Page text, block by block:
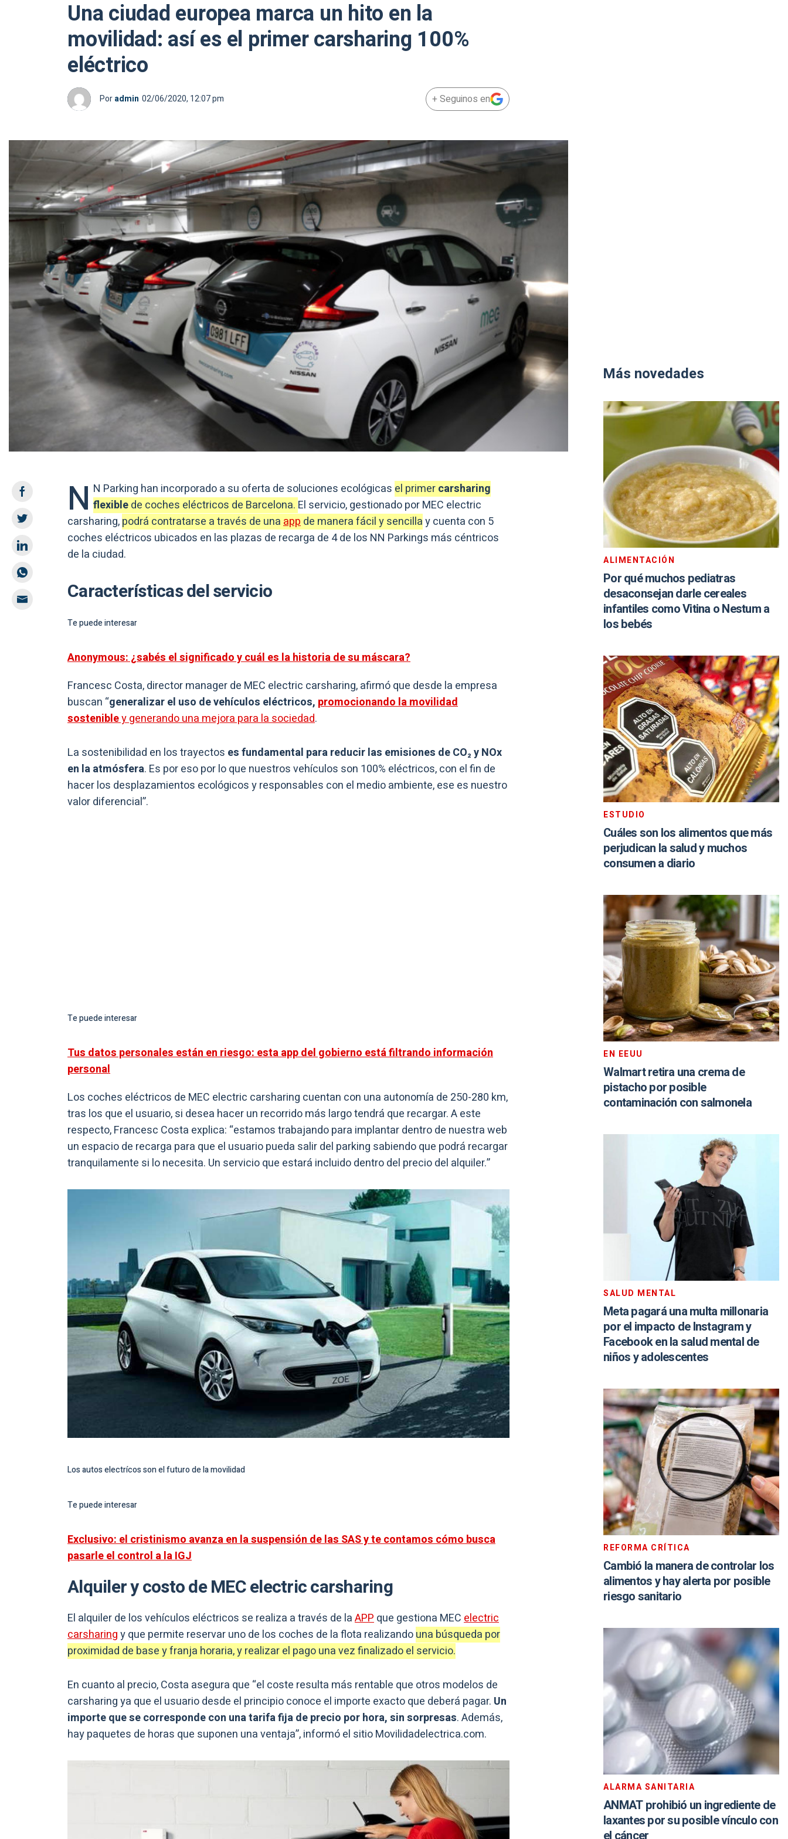
Una ciudad europea marca un hito en la
movilidad: así es el primer carsharing 100%
eléctrico
Poradmin 02/06/2020, 12:07 pm + Seguinos en
N N Parking han incorporado a su oferta de soluciones ecológicas el primercarsharing
flexiblede coches eléctricos de Barcelona. El servicio, gestionado por MEC electric
carsharing,podrá contratarse a través de unaappde manera fácil y sencillay cuenta con 5
coches eléctricos ubicados en las plazas de recarga de 4 de los NN Parkings más céntricos
de la ciudad.
Características del servicio
Te puede interesar
Anonymous: ¿sabés el significado y cuál es la historia de su máscara?
Francesc Costa, director manager de MEC electric carsharing, afirmó que desde la empresa
buscan “generalizar el uso de vehículos eléctricos, promocionando la movilidad
sostenibley generando una mejora para la sociedad.
La sostenibilidad en los trayectos es fundamental para reducir las emisiones de CO₂ y NOx
en la atmósfera. Es por eso por lo que nuestros vehículos son 100% eléctricos, con el fin de
hacer los desplazamientos ecológicos y responsables con el medio ambiente, ese es nuestro
valor diferencial”.
Te puede interesar
Tus datos personales están en riesgo: esta app del gobierno está filtrando información
personal
Los coches eléctricos de MEC electric carsharing cuentan con una autonomía de 250-280 km,
tras los que el usuario, si desea hacer un recorrido más largo tendrá que recargar. A este
respecto, Francesc Costa explica: “estamos trabajando para implantar dentro de nuestra web
un espacio de recarga para que el usuario pueda salir del parking sabiendo que podrá recargar
tranquilamente si lo necesita. Un servicio que estará incluido dentro del precio del alquiler.”
Los autos electrícos son el futuro de la movilidad
Te puede interesar
Exclusivo: el cristinismo avanza en la suspensión de las SAS y te contamos cómo busca
pasarle el control a la IGJ
Alquiler y costo de MEC electric carsharing
El alquiler de los vehículos eléctricos se realiza a través de laAPPque gestiona MECelectric
carsharingy que permite reservar uno de los coches de la flota realizandouna búsqueda por
proximidad de base y franja horaria, y realizar el pago una vez finalizado el servicio.
En cuanto al precio, Costa asegura que “el coste resulta más rentable que otros modelos de
carsharing ya que el usuario desde el principio conoce el importe exacto que deberá pagar. Un
importe que se corresponde con una tarifa fija de precio por hora, sin sorpresas. Además,
hay paquetes de horas que suponen una ventaja”, informó el sitio Movilidadelectrica.com.
Más novedades
ALIMENTACIÓN
Por qué muchos pediatras
desaconsejan darle cereales
infantiles como Vitina o Nestum a
los bebés
ESTUDIO
Cuáles son los alimentos que más
perjudican la salud y muchos
consumen a diario
EN EEUU
Walmart retira una crema de
pistacho por posible
contaminación con salmonela
SALUD MENTAL
Meta pagará una multa millonaria
por el impacto de Instagram y
Facebook en la salud mental de
niños y adolescentes
REFORMA CRÍTICA
Cambió la manera de controlar los
alimentos y hay alerta por posible
riesgo sanitario
ALARMA SANITARIA
ANMAT prohibió un ingrediente de
laxantes por su posible vínculo con